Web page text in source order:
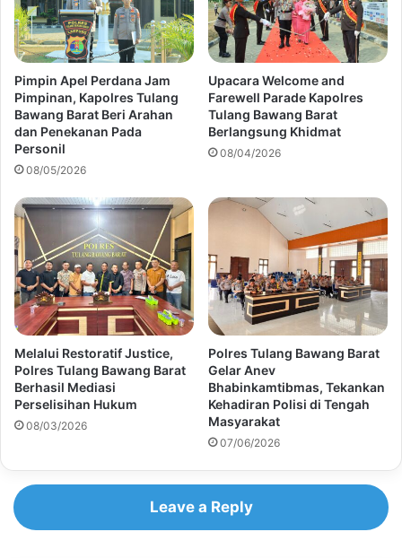
Pimpin Apel Perdana Jam
Pimpinan, Kapolres Tulang
Bawang Barat Beri Arahan
dan Penekanan Pada
Personil
08/05/2026
Upacara Welcome and
Farewell Parade Kapolres
Tulang Bawang Barat
Berlangsung Khidmat
08/04/2026
Melalui Restoratif Justice,
Polres Tulang Bawang Barat
Berhasil Mediasi
Perselisihan Hukum
08/03/2026
Polres Tulang Bawang Barat
Gelar Anev
Bhabinkamtibmas, Tekankan
Kehadiran Polisi di Tengah
Masyarakat
07/06/2026
Leave a Reply